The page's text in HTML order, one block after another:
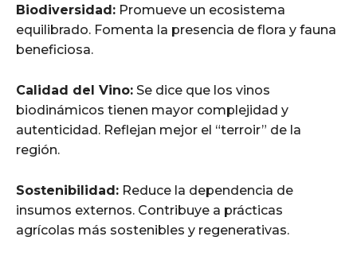
Biodiversidad: Promueve un ecosistema
equilibrado. Fomenta la presencia de flora y fauna
beneficiosa.
Calidad del Vino: Se dice que los vinos
biodinámicos tienen mayor complejidad y
autenticidad. Reflejan mejor el “terroir” de la
región.
Sostenibilidad: Reduce la dependencia de
insumos externos. Contribuye a prácticas
agrícolas más sostenibles y regenerativas.